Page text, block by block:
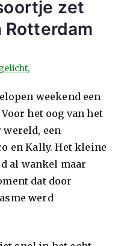
zet
Rotterdam
weekend een
het oog van het
een
en Kally. Het kleine
al wankel maar
dat door
werd